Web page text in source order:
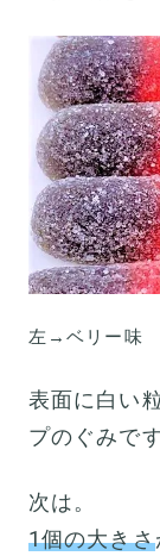
左→ベリー味
表面に白い
プのぐみです
次は。
1個の大きさ